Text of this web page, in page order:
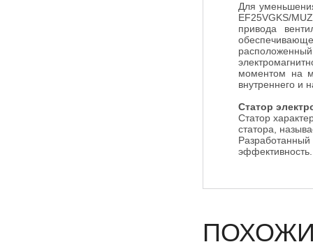
Для
EF25VGKS/
привода
моментом на
внутреннего и
Статор
Статор
статора,
эффективность.